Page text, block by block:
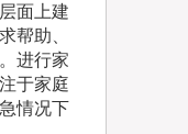
面上建
帮助、
进行家
于家庭
情况下